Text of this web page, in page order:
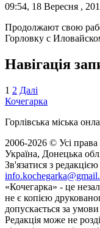
09:54, 18 Вересня ,
Продолжают свою
Горловку с
Навігація
1 2 Далі
Кочегарка
Горлівська міська
2006-2026 © Усі
Україна, Донецька
Зв'язатися з
«Кочегарка» - це
не є копією
допускається за
Редакція може не